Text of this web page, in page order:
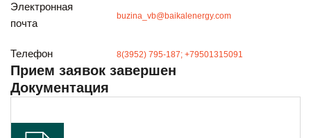
Электронная
почта
buzina_vb@baikalenergy.com
Телефон 8(3952) 795-187; +79501315091
Прием заявок завершен
Документация